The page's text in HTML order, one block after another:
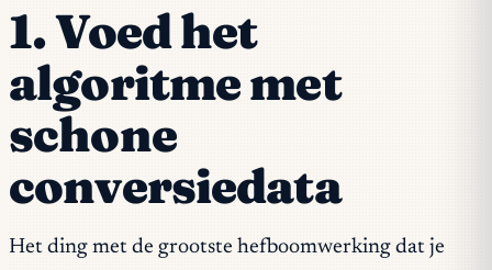
1. Voed het
algoritme met
schone
conversiedata
Het ding met de grootste hefboomwerking dat je